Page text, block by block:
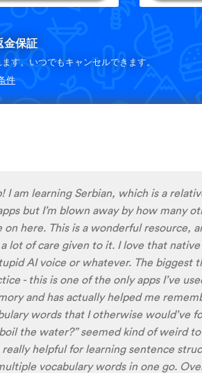
金保証
す。いつでもキャンセルできます。
件
downloaded the app today, I'm liking
playing around with it to try to learn
the app and have found it to be
to the fluent speakers' pronunciation,
spoken by both male and female
with hearing/understanding low
be a little disconcerting hearing the
likes the sound of their own
back-to-back with the fluent
self critique. I think I'm going to have
to learning a little (or a lot) of